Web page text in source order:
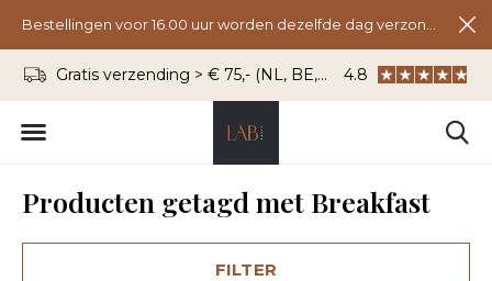
Gratis verzending > € 75,- (NL, BE, DU) WhatsApp: 06 -
4.8
Producten getagd met Breakfast
FILTER